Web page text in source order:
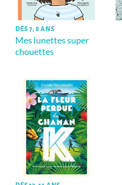
DÈS 7, 8 ANS
Mes lunettes super
chouettes